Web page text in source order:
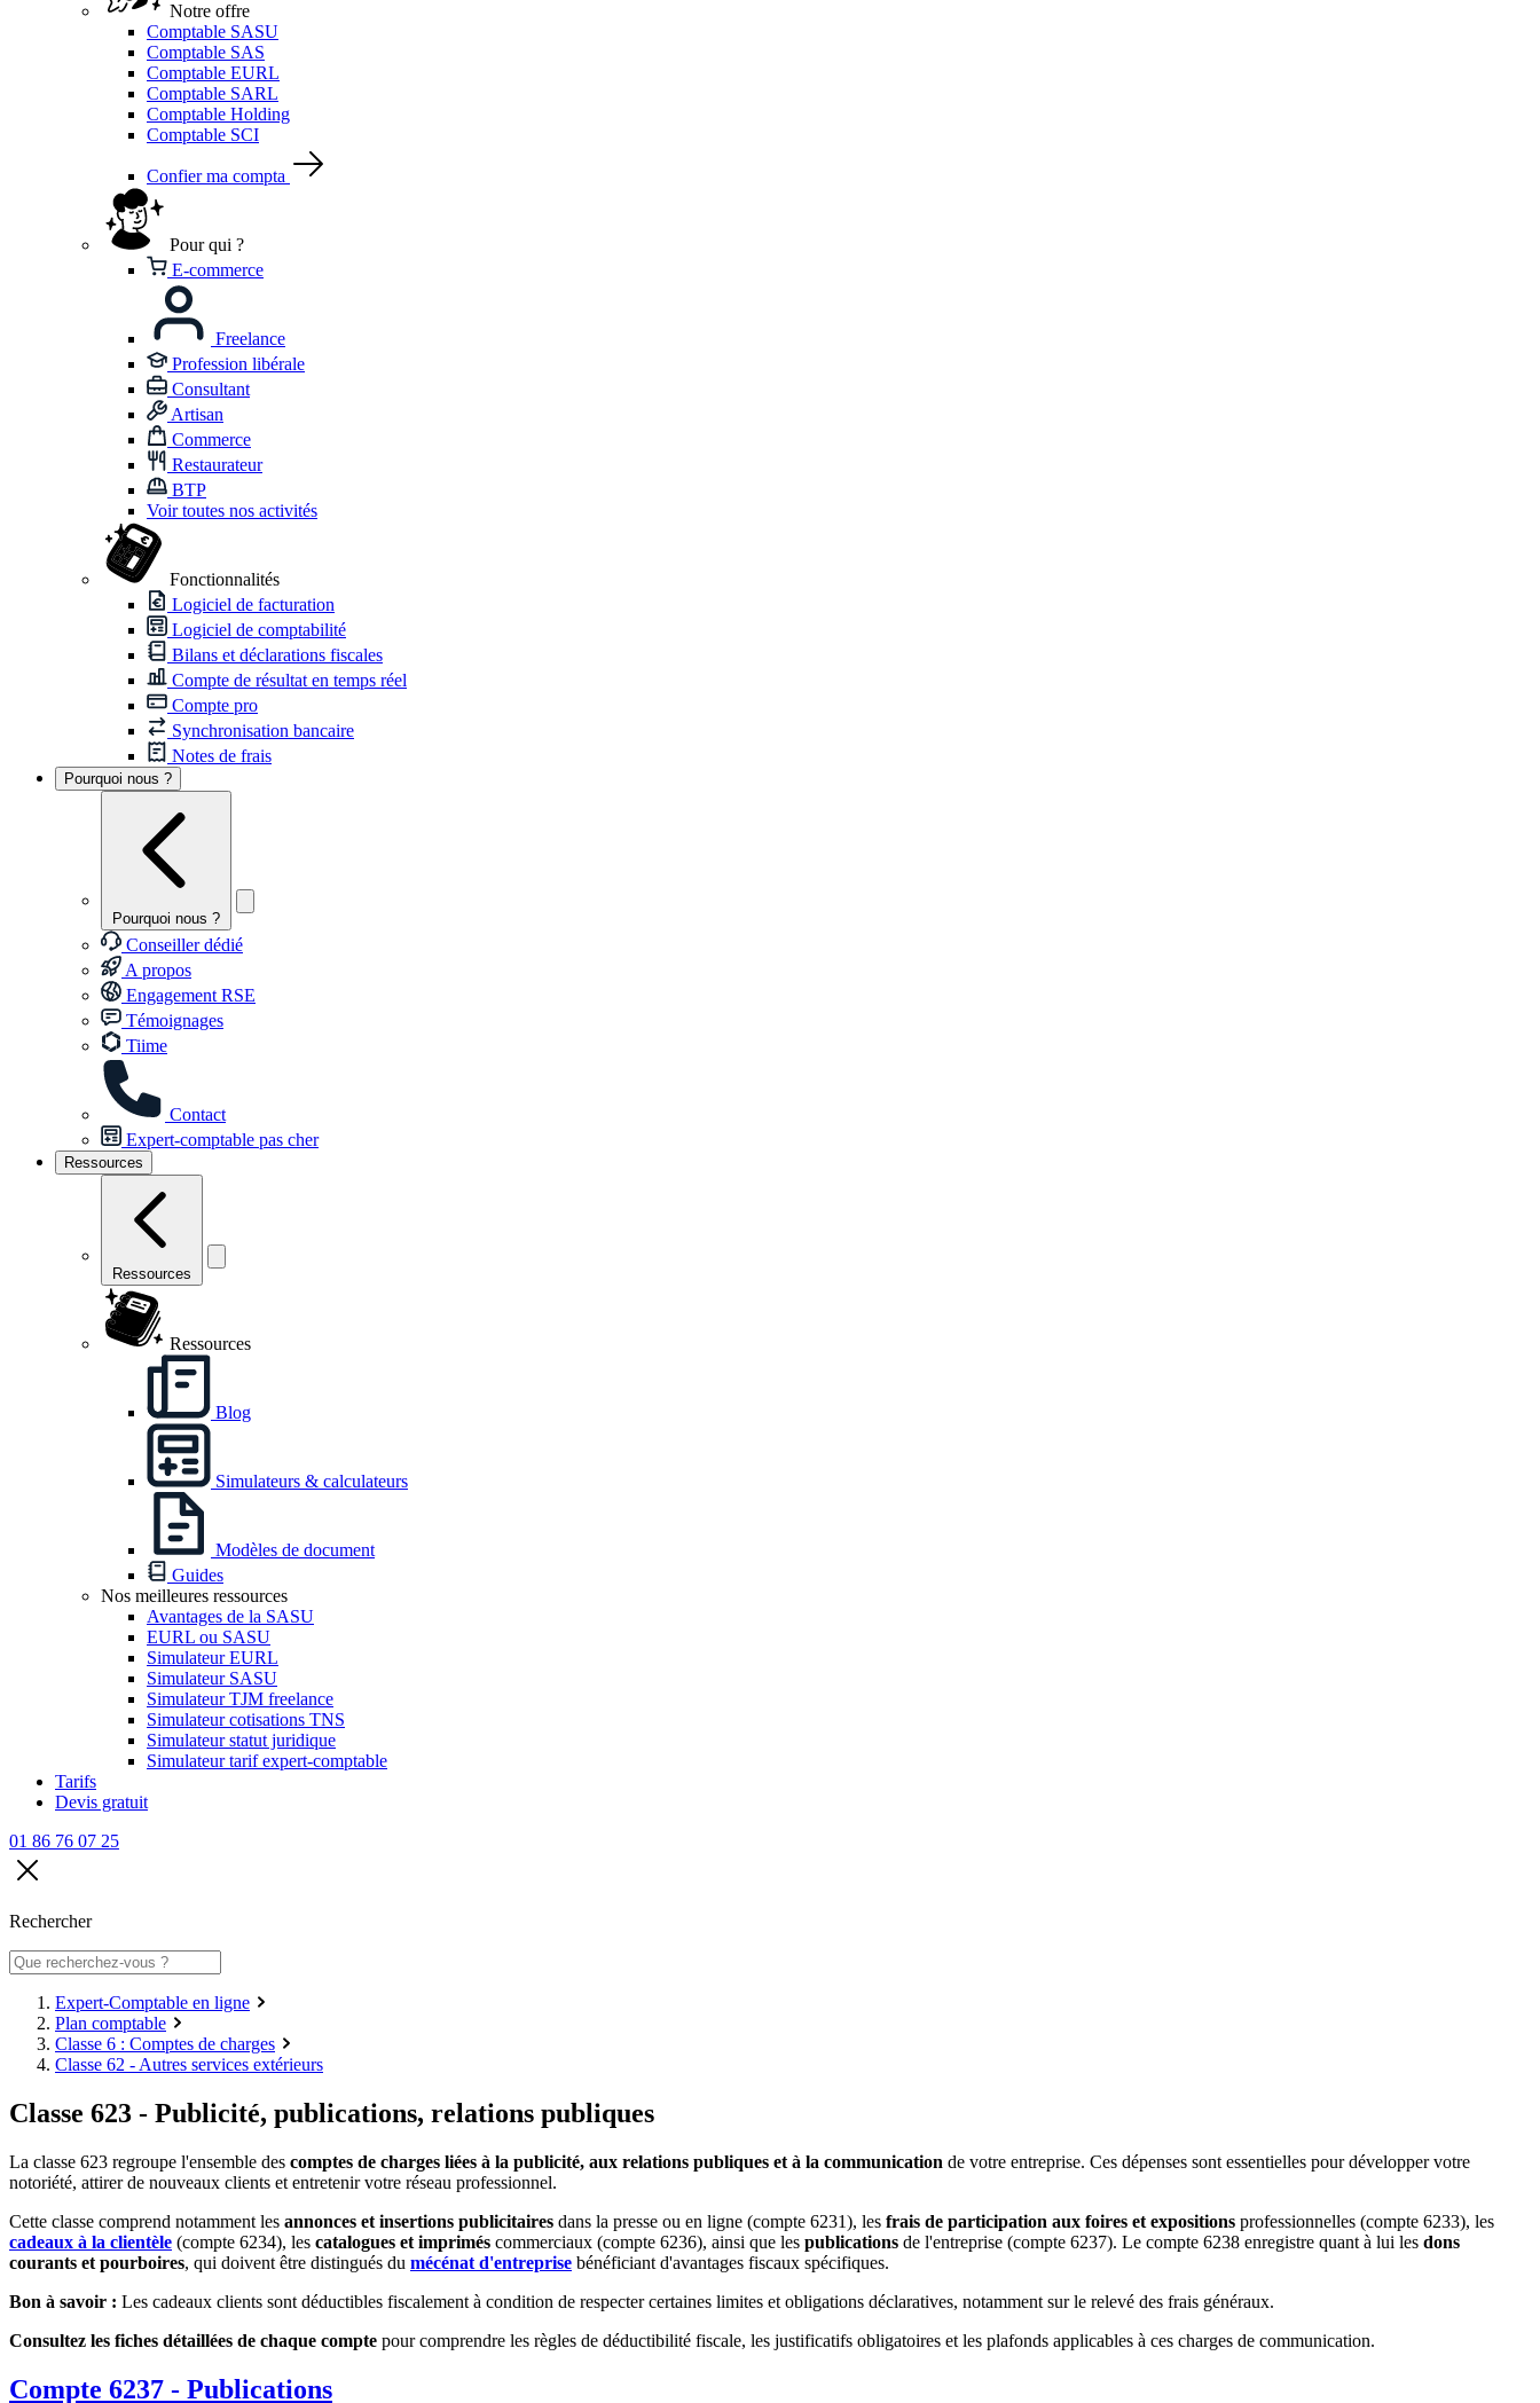
Notre offre
Comptable SASU
Comptable SAS
Comptable EURL
Comptable SARL
Comptable Holding
Comptable SCI
Confier ma compta
Pour qui ?
E-commerce
Freelance
Profession libérale
Consultant
Artisan
Commerce
Restaurateur
BTP
Voir toutes nos activités
Fonctionnalités
Logiciel de facturation
Logiciel de comptabilité
Bilans et déclarations fiscales
Compte de résultat en temps réel
Compte pro
Synchronisation bancaire
Notes de frais
Pourquoi nous ?
Pourquoi nous ?
Conseiller dédié
A propos
Engagement RSE
Témoignages
Tiime
Contact
Expert-comptable pas cher
Ressources
Ressources
Ressources
Blog
Simulateurs & calculateurs
Modèles de document
Guides
Nos meilleures ressources
Avantages de la SASU
EURL ou SASU
Simulateur EURL
Simulateur SASU
Simulateur TJM freelance
Simulateur cotisations TNS
Simulateur statut juridique
Simulateur tarif expert-comptable
Tarifs
Devis gratuit
01 86 76 07 25
Rechercher
Expert-Comptable en ligne
Plan comptable
Classe 6 : Comptes de charges
Classe 62 - Autres services extérieurs
Classe 623 - Publicité, publications, relations publiques
La classe 623 regroupe l'ensemble des comptes de charges liées à la publicité, aux relations publiques et à la communication de votre entreprise. Ces dépenses sont essentielles pour développer votre
notoriété, attirer de nouveaux clients et entretenir votre réseau professionnel.
Cette classe comprend notamment les annonces et insertions publicitaires dans la presse ou en ligne (compte 6231), les frais de participation aux foires et expositions professionnelles (compte 6233), les
cadeaux à la clientèle (compte 6234), les catalogues et imprimés commerciaux (compte 6236), ainsi que les publications de l'entreprise (compte 6237). Le compte 6238 enregistre quant à lui les dons
courants et pourboires, qui doivent être distingués du mécénat d'entreprise bénéficiant d'avantages fiscaux spécifiques.
Bon à savoir : Les cadeaux clients sont déductibles fiscalement à condition de respecter certaines limites et obligations déclaratives, notamment sur le relevé des frais généraux.
Consultez les fiches détaillées de chaque compte pour comprendre les règles de déductibilité fiscale, les justificatifs obligatoires et les plafonds applicables à ces charges de communication.
Compte 6237 - Publications